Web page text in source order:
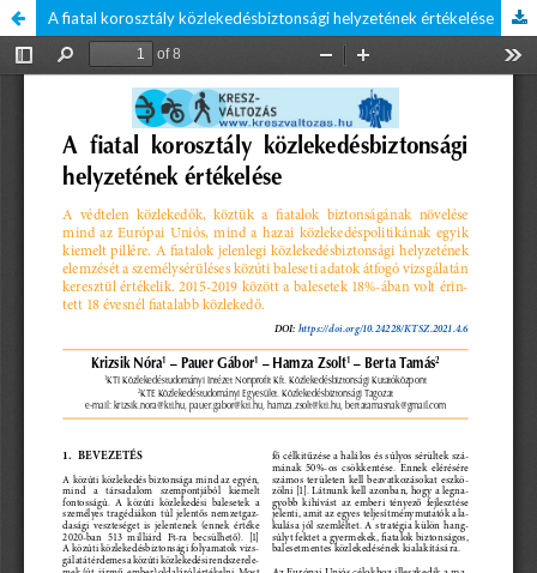
A fiatal korosztály közlekedésbiztonsági helyzetének értékelése